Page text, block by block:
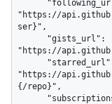
"https://
ser}",
"https://
"https://
{/repo}",